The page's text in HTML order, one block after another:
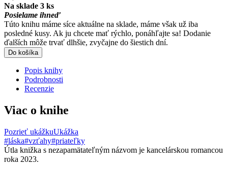
Na sklade 3 ks
Posielame ihneď
Túto knihu máme síce aktuálne na sklade, máme však už iba
posledné kusy. Ak ju chcete mať rýchlo, ponáhľajte sa! Dodanie
ďalších môže trvať dlhšie, zvyčajne do šiestich dní.
Do košíka
Popis knihy
Podrobnosti
Recenzie
Viac o knihe
Pozrieť ukážkuUkážka
#láska#vzťahy#priateľky
Útla knižka s nezapamätateľným názvom je kancelárskou romancou
roka 2023.